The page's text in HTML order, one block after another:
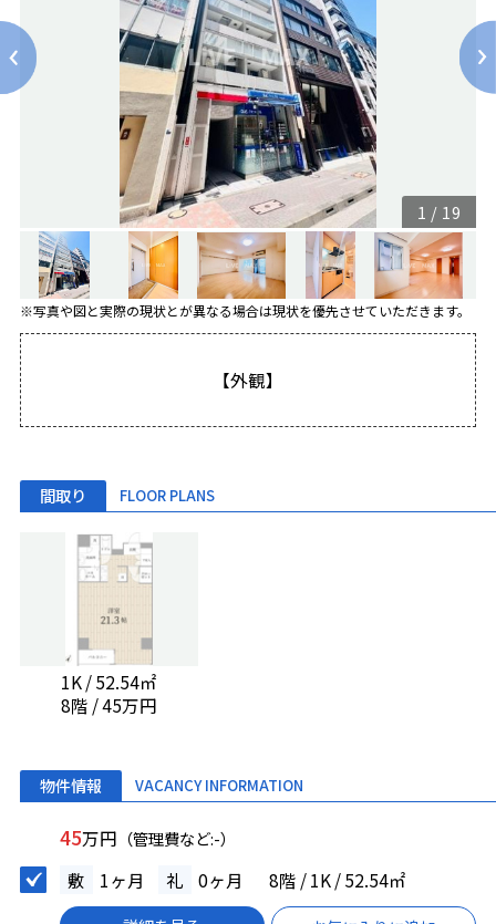
1 / 19
※写真や図と実際の現状とが異なる場合は現状を優先させていただきます。
【外観】
間取り FLOOR PLANS
1K / 52.54㎡
8階 / 45万円
物件情報 VACANCY INFORMATION
45万円 （管理費など:-）
敷 1ヶ月 礼 0ヶ月 8階 / 1K / 52.54㎡